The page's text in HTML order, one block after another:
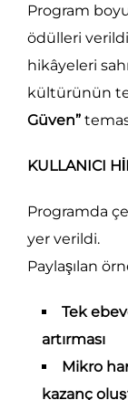
Program
ödülleri
hikâyeleri
kültürünün
Güven”
KULLANICI
Programda
yer verildi.
Paylaşılan
Tek
artırması
Mikro
kazanç